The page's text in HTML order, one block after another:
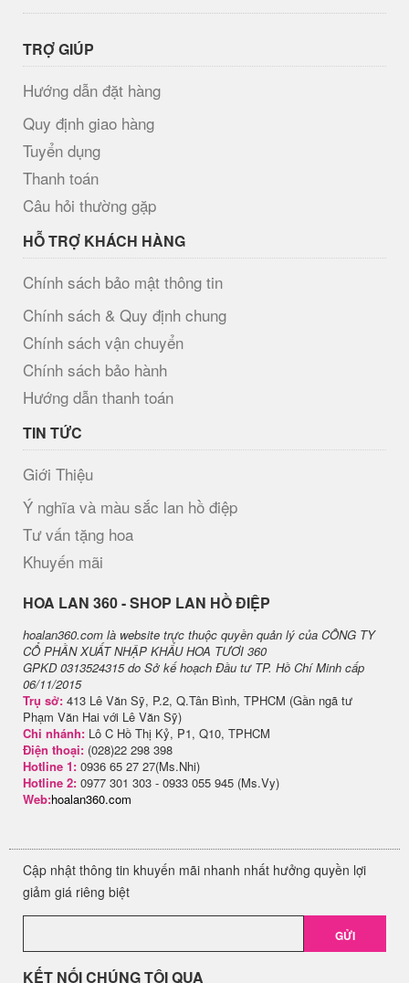
TRỢ GIÚP
Hướng dẫn đặt hàng
Quy định giao hàng
Tuyển dụng
Thanh toán
Câu hỏi thường gặp
HỖ TRỢ KHÁCH HÀNG
Chính sách bảo mật thông tin
Chính sách & Quy định chung
Chính sách vận chuyển
Chính sách bảo hành
Hướng dẫn thanh toán
TIN TỨC
Giới Thiệu
Ý nghĩa và màu sắc lan hồ điệp
Tư vấn tặng hoa
Khuyến mãi
H​OA LAN 360 - SHOP LAN HỒ ĐIỆP
hoalan360.com là website trực thuộc quyền quản lý của CÔNG TY
CỔ PHẦN XUẤT NHẬP KHẨU HOA TƯƠI 360
GPKD 0313524315 do Sở kế hoạch Đầu tư TP. Hồ Chí Minh cấp
06/11/2015
Trụ sở: 413 Lê Văn Sỹ, P.2, Q.Tân Bình, TPHCM (Gần ngã tư
Phạm Văn Hai với Lê Văn Sỹ)
Chi nhánh: Lô C Hồ Thị Kỷ, P1, Q10, TPHCM
Điện thoại: (028)22 298 398
Hotline 1: 0936 65 27 27(Ms.Nhi)
Hotline 2: 0977 301 303 - 0933 055 945 (Ms.Vy)
Web:hoalan360.com
Cập nhật thông tin khuyến mãi nhanh nhất hưởng quyền lợi
giảm giá riêng biệt
GỬI
KẾT NỐI CHÚNG TÔI QUA